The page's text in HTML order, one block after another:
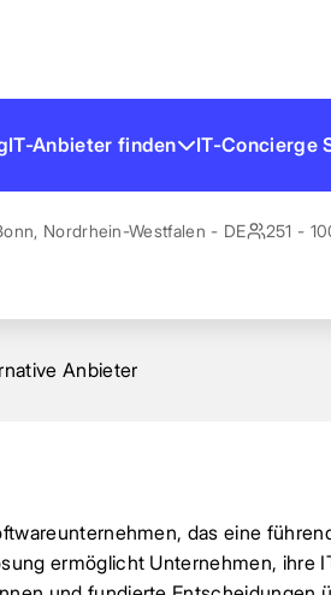
IT-Anbieter finden IT-Concierge
Nordrhein-Westfalen - DE 251 -
Anbieter
das eine
ermöglicht Unternehmen, ihre